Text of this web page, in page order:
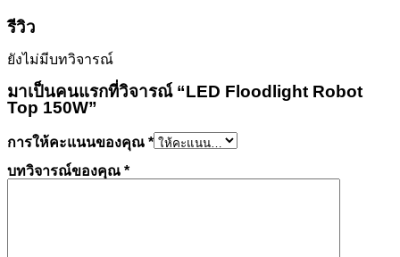
รีวิว
ยังไม่มีบทวิจารณ์
มาเป็นคนแรกที่วิจารณ์ “LED Floodlight Robot
Top 150W”
การให้คะแนนของคุณ *
บทวิจารณ์ของคุณ *